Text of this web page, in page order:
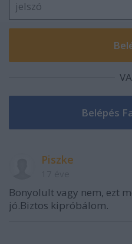
Piszke
Bonyolult vagy nem, ezt
jó.Biztos kipróbálom.